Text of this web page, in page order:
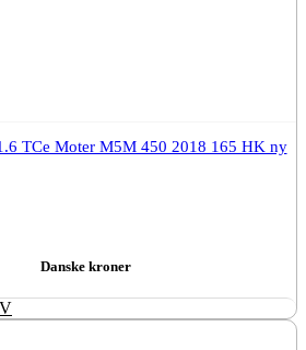
TCe Moter M5M 450 2018 165 HK ny
Danske kroner